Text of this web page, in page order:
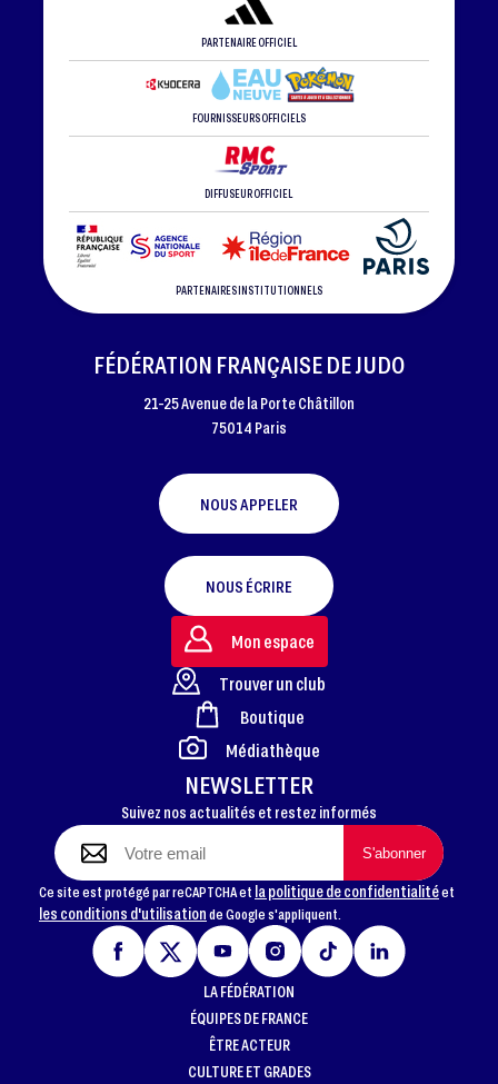
PARTENAIRE OFFICIEL
FOURNISSEURS OFFICIELS
DIFFUSEUR OFFICIEL
PARTENAIRES INSTITUTIONNELS
FOOTER
FÉDÉRATION FRANÇAISE DE JUDO
21-25 Avenue de la Porte Châtillon
75014 Paris
NOUS APPELER
NOUS ÉCRIRE
NEWSLETTER
Suivez nos actualités et restez informés
Ce site est protégé par reCAPTCHA et la politique de confidentialitéet
les conditions d'utilisationde Google s'appliquent.
Mon espace
Trouver un club
Boutique
Médiathèque
LA FÉDÉRATION
ÉQUIPES DE FRANCE
ÊTRE ACTEUR
CULTURE ET GRADES